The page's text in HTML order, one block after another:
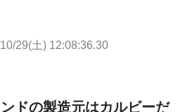
29(土) 12:08:36.30
ドの製造元はカルビーだ